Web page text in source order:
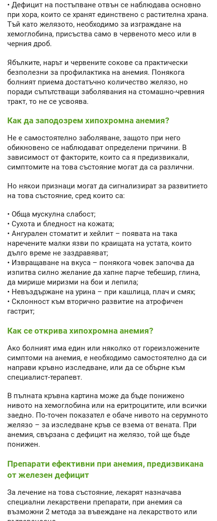
• Дефицит на постъпване отвън се наблюдава основно
при хора, които се хранят единствено с растителна храна.
Тъй като желязото, необходимо за изграждане на
хемоглобина, присъства само в червеното месо или в
черния дроб.
Ябълките, нарът и червените сокове са практически
безполезни за профилактика на анемия. Понякога
болният приема достатъчно количество желязо, но
поради съпътстващи заболявания на стомашно-чревния
тракт, то не се усвоява.
Как да заподозрем хипохромна анемия?
Не е самостоятелно заболяване, защото при него
обикновено се наблюдават определени причини. В
зависимост от факторите, които са я предизвикали,
симптомите на това състояние могат да са различни.
Но някои признаци могат да сигнализират за развитието
на това състояние, сред които са:
• Обща мускулна слабост;
• Сухота и бледност на кожата;
• Ангурален стоматит и хейлит – появата на така
наречените малки язви по краищата на устата, които
дълго време не заздравяват;
• Извращаване на вкуса – понякога човек започва да
изпитва силно желание да хапне парче тебешир, глина,
да мирише миризми на бои и лепила;
• Невъздържане на урина – при кашлица, плач и смях;
• Склонност към вторично развитие на атрофичен
гастрит;
Как се открива хипохромна анемия?
Ако болният има един или няколко от гореизложените
симптоми на анемия, е необходимо самостоятелно да си
направи кръвно изследване, или да се обърне към
специалист-терапевт.
В пълната кръвна картина може да бъде понижено
нивото на хемоглобина или на еритроцитите, или всички
заедно. По-точен показател е обаче нивото на серумното
желязо – за изследване кръв се взема от вената. При
анемия, свързана с дефицит на желязо, той ще бъде
понижен.
Препарати ефективни при анемия, предизвикана
от железен дефицит
За лечение на това състояние, лекарят назначава
специални лекарствени препарати, при анемия са
възможни 2 метода за въвеждане на лекарството или